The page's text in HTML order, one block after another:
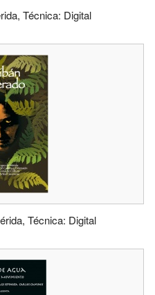
Técnica: Digital
Técnica: Digital